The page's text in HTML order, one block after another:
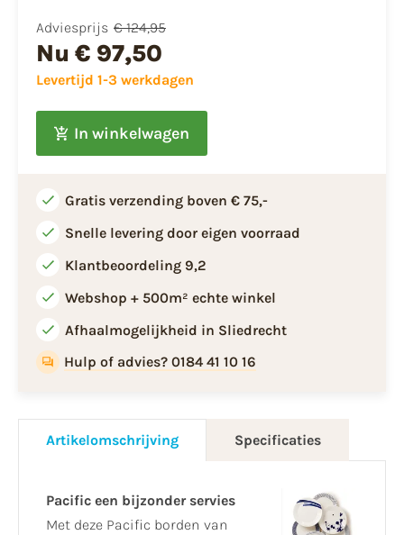
Adviesprijs € 124,95
Nu € 97,50
Levertijd 1-3 werkdagen
In winkelwagen
Gratis verzending boven € 75,-
Snelle levering door eigen voorraad
Klantbeoordeling 9,2
Webshop + 500m² echte winkel
Afhaalmogelijkheid in Sliedrecht
Hulp of advies? 0184 41 10 16
Artikelomschrijving Specificaties
Pacific een bijzonder servies
Met deze Pacific borden van